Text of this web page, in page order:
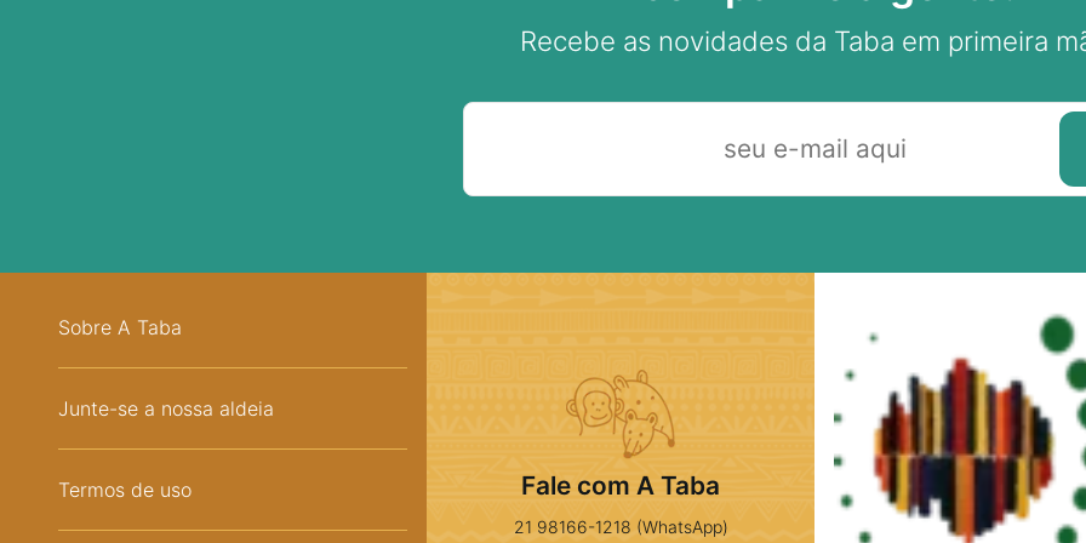
Recebe as novidades da Taba em primeira
Sobre A Taba
Junte-se a nossa aldeia
Termos de uso Fale com A Taba
21 98166-1218 (WhatsApp)